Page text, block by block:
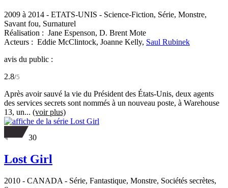
2009 à 2014 - ETATS-UNIS - Science-Fiction, Série, Monstre,
Savant fou, Surnaturel
Réalisation : Jane Espenson, D. Brent Mote
Acteurs : Eddie McClintock, Joanne Kelly, Saul Rubinek
avis du public :
2.8/5
Après avoir sauvé la vie du Président des États-Unis, deux agents
des services secrets sont nommés à un nouveau poste, à Warehouse
13, un... (voir plus)
30
Lost Girl
2010 - CANADA - Série, Fantastique, Monstre, Sociétés secrètes,